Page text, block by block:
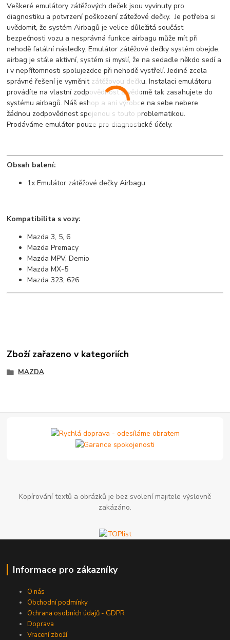
Veškeré emulátory zátěžových deček jsou vyvinuty pro
diagnostiku a potvrzení poškození zátežové dečky. Je potřeba si
uvědomit, že systém Airbagů je velice důležitá součást
bezpečnosti vozu a nesprávná funkce airbagu může mít při
nehodě fatální následky. Emulátor zátěžové dečky systém obejde,
airbag je stále aktivní, systém si myslí, že na sedadle někdo sedí a
i v nepřítomnosti spolujezdce při nehodě vystřelí. Jediné zcela
správné řešení je vyměnit zátěžovou dečku. Instalaci emulátoru
provádíte na vlastní zodpovědnost a vědomě tak zasahujete do
systému airbagů. Náš eshop a ani výrobce na sebe nebere
žádnou zodpovědnost spojenou s touto problematikou.
Prodáváme emulátor pouze pro diagnostické účely.
Obsah balení:
1x Emulátor zátěžové dečky Airbagu
Kompatibilita s vozy:
Mazda 3, 5, 6
Mazda Premacy
Mazda MPV, Demio
Mazda MX-5
Mazda 323, 626
Zboží zařazeno v kategoriích
MAZDA
Kopírování textů a obrázků je bez svolení majitele výslovně
zakázáno.
Informace pro zákazníky
O nás
Obchodní podmínky
Ochrana osobních údajů - GDPR
Doprava
Vracení zboží